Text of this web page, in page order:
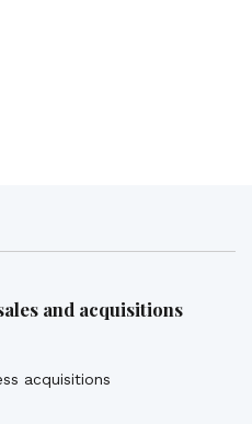
and acquisitions
acquisitions